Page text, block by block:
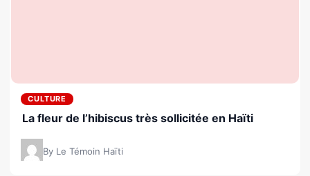
CULTURE
La fleur de l’hibiscus très sollicitée en Haïti
By Le Témoin Haïti